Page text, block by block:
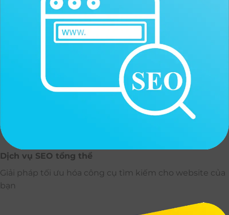
Dịch vụ SEO tổng thể
Giải pháp tối ưu hóa công cụ tìm kiếm cho website của
bạn